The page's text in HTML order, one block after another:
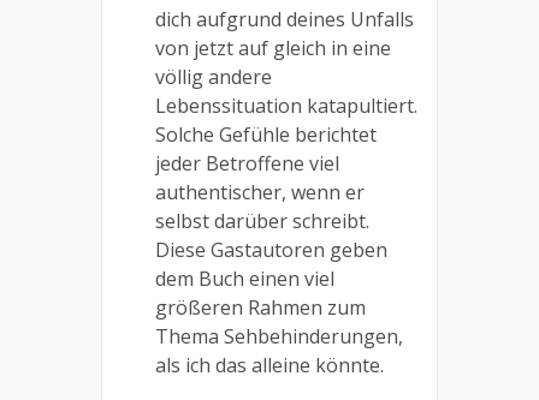
dich aufgrund deines Unfalls
von jetzt auf gleich in eine
völlig andere
Lebenssituation katapultiert.
Solche Gefühle berichtet
jeder Betroffene viel
authentischer, wenn er
selbst darüber schreibt.
Diese Gastautoren geben
dem Buch einen viel
größeren Rahmen zum
Thema Sehbehinderungen,
als ich das alleine könnte.